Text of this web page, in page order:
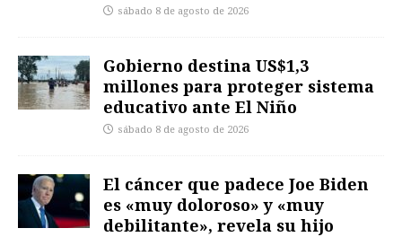
sábado 8 de agosto de 2026
Gobierno destina US$1,3
millones para proteger sistema
educativo ante El Niño
sábado 8 de agosto de 2026
El cáncer que padece Joe Biden
es «muy doloroso» y «muy
debilitante», revela su hijo